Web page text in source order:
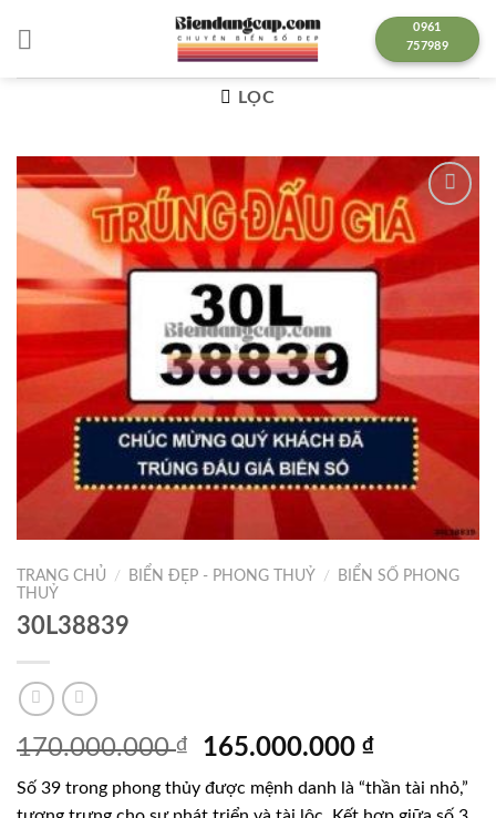
0961
757989
LỌC
Lưu
TRANG CHỦ / BIỂN ĐẸP - PHONG THUỶ /
BIỂN SỐ PHONG
THUỶ
30L38839
170.000.000₫
Giá
là:
165.000.000₫Giá
hiện
tại
Số 39 trong phong thủy được mệnh danh là “thần tài nhỏ,”